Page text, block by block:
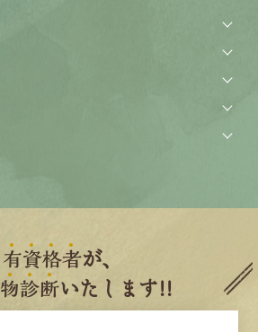
有資格者が、
物診断いたします!!